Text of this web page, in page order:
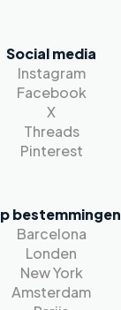
Social media
Instagram
Facebook
X
Threads
Pinterest
bestemmingen
Barcelona
Londen
New York
Amsterdam